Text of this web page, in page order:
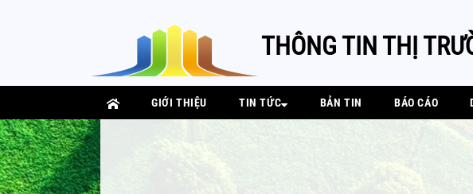
THÔNG TIN THỊ
GIỚI THIỆU TIN TỨC BẢN TIN BÁO CÁO